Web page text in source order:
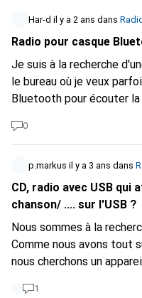
Har-d il y a 2 ans dans
Radio pour casque
Je suis à la recherche
le bureau où je veux
Bluetooth pour écouter
0
p.markus il y a 3 ans dans
CD, radio avec USB qui
chanson/ .... sur l'USB ?
Nous sommes à la
Comme nous avons tout
nous cherchons un
1